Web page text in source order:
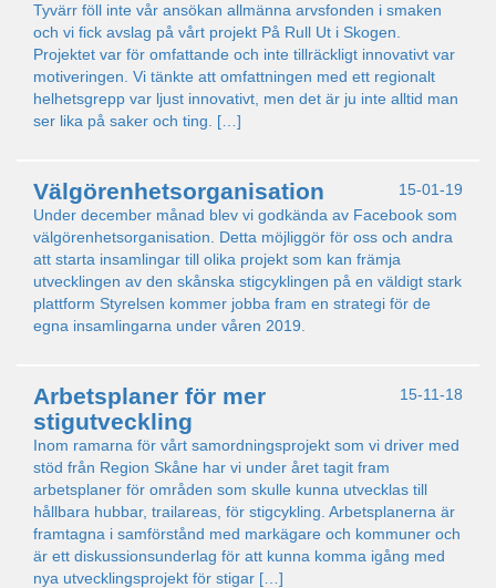
Tyvärr föll inte vår ansökan allmänna arvsfonden i smaken
och vi fick avslag på vårt projekt På Rull Ut i Skogen.
Projektet var för omfattande och inte tillräckligt innovativt var
motiveringen. Vi tänkte att omfattningen med ett regionalt
helhetsgrepp var ljust innovativt, men det är ju inte alltid man
ser lika på saker och ting. […]
15-01-19
Välgörenhetsorganisation
Under december månad blev vi godkända av Facebook som
välgörenhetsorganisation. Detta möjliggör för oss och andra
att starta insamlingar till olika projekt som kan främja
utvecklingen av den skånska stigcyklingen på en väldigt stark
plattform Styrelsen kommer jobba fram en strategi för de
egna insamlingarna under våren 2019.
15-11-18
Arbetsplaner för mer
stigutveckling
Inom ramarna för vårt samordningsprojekt som vi driver med
stöd från Region Skåne har vi under året tagit fram
arbetsplaner för områden som skulle kunna utvecklas till
hållbara hubbar, trailareas, för stigcykling. Arbetsplanerna är
framtagna i samförstånd med markägare och kommuner och
är ett diskussionsunderlag för att kunna komma igång med
nya utvecklingsprojekt för stigar […]